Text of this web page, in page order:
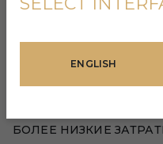
жилье с удобным
БОЛЕЕ НИЗКИЕ
ENGLISH